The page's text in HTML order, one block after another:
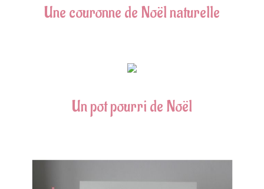
Une couronne de Noël naturelle
Un pot pourri de Noël